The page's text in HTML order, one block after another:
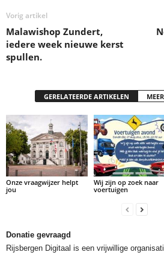
Vorig artikel
Malawishop Zundert,
iedere week nieuwe kerst
spullen.
GERELATEERDE ARTIKELEN
Onze vraagwijzer helpt
jou
Wij zijn op zoek naar
voertuigen
Donatie gevraagd
Rijsbergen Digitaal is een vrijwillige